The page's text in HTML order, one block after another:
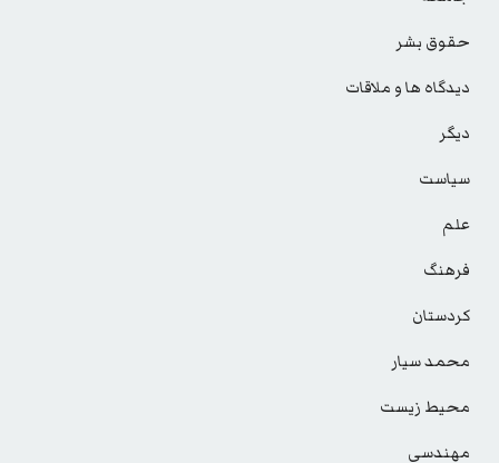
حقوق بشر
دیدگاه ها و ملاقات
دیگر
سیاست
علم
فرهنگ
کردستان
محمد سیار
محیط زیست
مهندسی